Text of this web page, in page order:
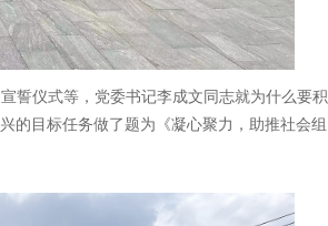
誓仪式等，党委书记李成文同志就为什么要积
的目标任务做了题为《凝心聚力，助推社会组